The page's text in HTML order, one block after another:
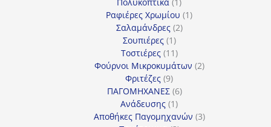
προϊόν
Ραφιέρες Χρωμίου 11
Σαλαμάνδρες 22
Σουπιέρες 11
προϊόν
Τοστιέρες 1111
προϊόντα
Φούρνοι Μικροκυμάτων 22
Φριτέζες 99
προϊόντα
ΠΑΓΟΜΗΧΑΝΕΣ 66
Ανάδευσης 11
προϊόν
Αποθήκες Παγομηχανών 33